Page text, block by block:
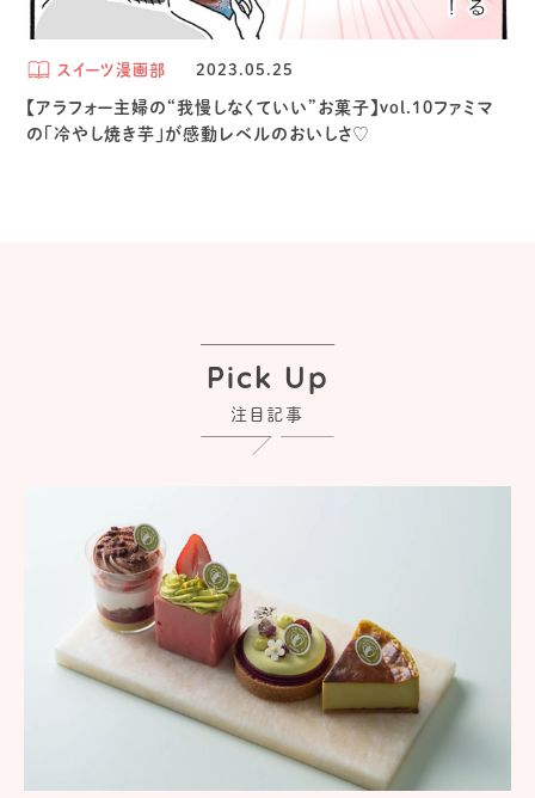
スイーツ漫画部 2023.05.25
【アラフォー主婦の“我慢しなくていい”お菓子】vol.10ファミマ
の「冷やし焼き芋」が感動レベルのおいしさ♡
Pick Up
注目記事